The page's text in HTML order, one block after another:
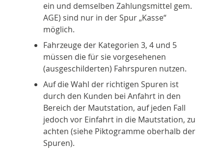
ein und demselben Zahlungsmittel gem.
AGE) sind nur in der Spur „Kasse“
möglich.
Fahrzeuge der Kategorien 3, 4 und 5
müssen die für sie vorgesehenen
(ausgeschilderten) Fahrspuren nutzen.
Auf die Wahl der richtigen Spuren ist
durch den Kunden bei Anfahrt in den
Bereich der Mautstation, auf jeden Fall
jedoch vor Einfahrt in die Mautstation, zu
achten (siehe Piktogramme oberhalb der
Spuren).